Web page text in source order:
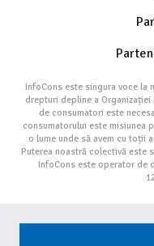
InfoCons este singura voce la
drepturi depline a
de consumatori este
consumatorului este misiunea
o lume unde să avem cu toții
Puterea noastră colectivă este
InfoCons este operator de